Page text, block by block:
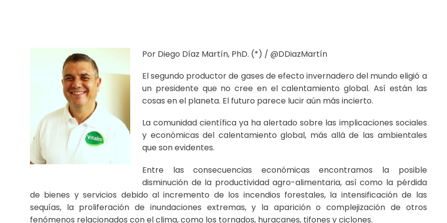
Por Diego Díaz Martín, PhD. (*) / @DDiazMartín
El segundo productor de gases de efecto invernadero del mundo eligió a
un presidente que no cree en el calentamiento global. Así están las
cosas en el planeta. El futuro parece lucir aún más incierto.
La comunidad científica ya ha alertado sobre las implicaciones sociales
y económicas del calentamiento global, más allá de las ambientales
que son evidentes.
Entre las consecuencias económicas encontramos la posible
disminución de la productividad agro-alimentaria, así como la pérdida
de bienes y servicios debido al incremento de los incendios forestales, la intensificación de las
sequías, la proliferación de inundaciones extremas, y la aparición o complejización de otros
fenómenos relacionados con el clima, como los tornados, huracanes, tifones y ciclones.